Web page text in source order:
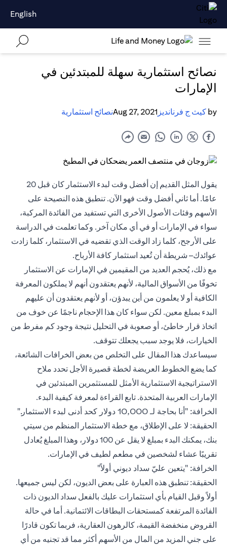
English
نصائح استثمارية سهلة للمبتدئين في
الإمارات
by كيث ج فرنانديز Aug 27, 2021نصائح استثمارية
يقول المثل القديم إن أفضل وقت لبدء الاستثمار كان قبل 20
عامًا. أما ثاني أفضل وقت فهو الآن. تنطبق هذه النصيحة على
الأسهم وفئات الأصول الأخرى التي تستفيد من الفائدة المركبة،
سواء في الإمارات أو في أي مكان آخر. وكما تعلمت في الدراسة
على الأرجح، كلما زاد الوقت الذي تقضيه في الاستثمار، كلما زادت
عوائدك– شريطة أن تُعيد استثمار كافة الأرباح.
مع ذلك، يُحجم العديد من المقيمين في الإمارات عن الاستثمار
تخوفًا من الأسواق المالية، لأنهم يعتقدون أنهم لا يملكون المعرفة
الكافية أو لا يعلمون من أين يبدؤن، أو لأنهم يعتقدون أن عليهم
البدء بمبلغ معين. لكن سواء كان هذا الإحجام ناجمًا عن خوف من
اتخاذ قرار خاطئ، أو صعوبة في التحليل نتيجة وجود كم مفرط من
الخيارات، فلا يوجد سبب يجعلك تتوقف.
سيساعدك هذا المقال على التخلص من بعض الخرافات الشائعة،
كما يضع الخطوط العريضة لخطة قصيرة الأجل تحدد ملاح
الاستراتيجية الاستثمارية الأمثل للمستثمرين المبتدئين في
الإمارات العربية المتحدة. تابع القراءة لمعرفة كيفية البدء.
الخرافة: "أنا بحاجة لـ 10,000 دولار كحد أدنى لبدء الاستثمار."
الحقيقة: لا على الإطلاق، مع خطة الاستثمار المنظم من سيتي
بنك، يمكنك البدء بمبلغ لا يقل عن 100 دولار، وهذا المبلغ يُعادل
تقريبًا عشاء لشخصين في مطعم لطيف في الإمارات.
الخرافة: "يتعين عليّ سداد ديوني أولاً"
الحقيقة: تنطبق هذه العبارة على بعض الديون، لكن ليس جميعها.
أولاً وقبل القيام بأي استثمارات عليك بالفعل سداد الديون ذات
الفائدة المرتفعة كمستحقات البطاقات الائتمانية. أما في حالة
القروض منخفضة القيمة، كالرهون العقارية، فربما تكون قادرًا
على جني المزيد من المال من الأسهم أكثر مما قد تجنيه من أي